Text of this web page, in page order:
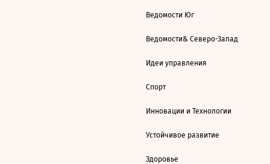
Ведомости Юг
Ведомости& Северо-Запад
Идеи управления
Спорт
Инновации и Технологии
Устойчивое развитие
Здоровье